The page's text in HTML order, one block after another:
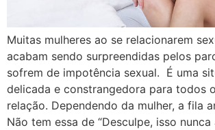
Muitas mulheres ao se relacionarem
acabam sendo surpreendidas pelos
sofrem de impotência sexual. É uma
delicada e constrangedora para todos
relação. Dependendo da mulher, a fila
Não tem essa de “Desculpe, isso